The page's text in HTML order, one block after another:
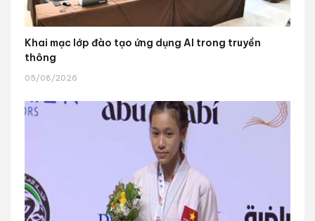
Khai mạc lớp đào tạo ứng dụng AI trong truyền
thông
05/08/2026